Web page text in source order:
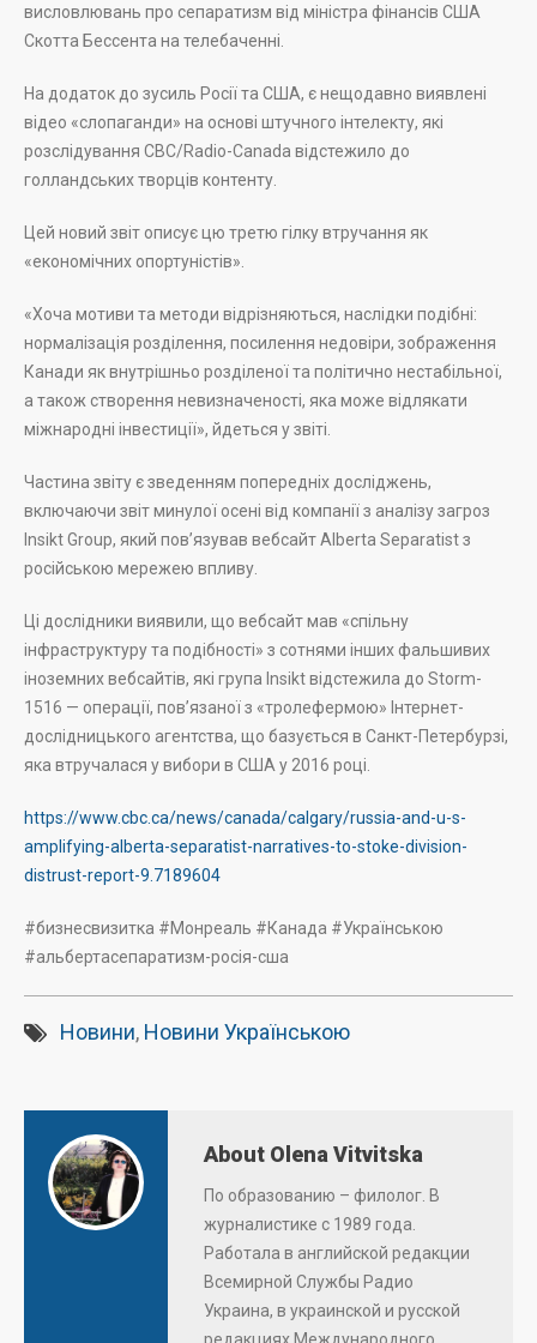
висловлювань про сепаратизм від міністра фінансів США
Скотта Бессента на телебаченні.
На додаток до зусиль Росії та США, є нещодавно виявлені
відео «слопаганди» на основі штучного інтелекту, які
розслідування CBC/Radio-Canada відстежило до
голландських творців контенту.
Цей новий звіт описує цю третю гілку втручання як
«економічних опортуністів».
«Хоча мотиви та методи відрізняються, наслідки подібні:
нормалізація розділення, посилення недовіри, зображення
Канади як внутрішньо розділеної та політично нестабільної,
а також створення невизначеності, яка може відлякати
міжнародні інвестиції», йдеться у звіті.
Частина звіту є зведенням попередніх досліджень,
включаючи звіт минулої осені від компанії з аналізу загроз
Insikt Group, який пов’язував вебсайт Alberta Separatist з
російською мережею впливу.
Ці дослідники виявили, що вебсайт мав «спільну
інфраструктуру та подібності» з сотнями інших фальшивих
іноземних вебсайтів, які група Insikt відстежила до Storm-
1516 — операції, пов’язаної з «тролефермою» Інтернет-
дослідницького агентства, що базується в Санкт-Петербурзі,
яка втручалася у вибори в США у 2016 році.
https://www.cbc.ca/news/canada/calgary/russia-and-u-s-
amplifying-alberta-separatist-narratives-to-stoke-division-
distrust-report-9.7189604
#бизнесвизитка #Монреаль #Канада #Українською
#альбертасепаратизм-росія-сша
Новини, Новини Українською
About Olena Vitvitska
По образованию – филолог. В
журналистике с 1989 года.
Работала в английской редакции
Всемирной Службы Радио
Украина, в украинской и русской